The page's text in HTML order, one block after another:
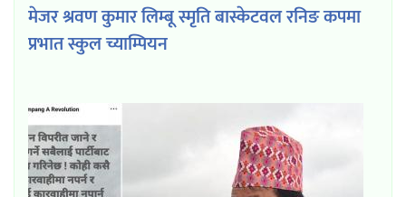
मेजर श्रवण कुमार लिम्बू स्मृति बास्केटवल रनिङ कपमा
प्रभात स्कुल च्याम्पियन